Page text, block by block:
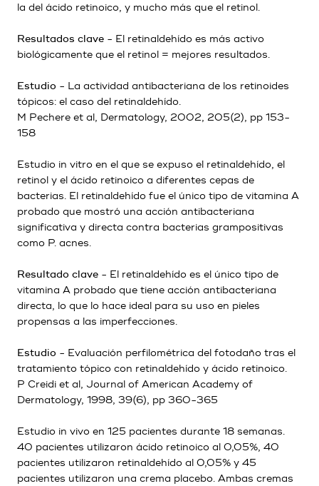
la del ácido retinoico, y mucho más que el retinol.
Resultados clave - El retinaldehído es más activo
biológicamente que el retinol = mejores resultados.
Estudio - La actividad antibacteriana de los retinoides
tópicos: el caso del retinaldehído.
M Pechere et al, Dermatology, 2002, 205(2), pp 153-
158
Estudio in vitro en el que se expuso el retinaldehído, el
retinol y el ácido retinoico a diferentes cepas de
bacterias. El retinaldehído fue el único tipo de vitamina A
probado que mostró una acción antibacteriana
significativa y directa contra bacterias grampositivas
como P. acnes.
Resultado clave - El retinaldehído es el único tipo de
vitamina A probado que tiene acción antibacteriana
directa, lo que lo hace ideal para su uso en pieles
propensas a las imperfecciones.
Estudio - Evaluación perfilométrica del fotodaño tras el
tratamiento tópico con retinaldehído y ácido retinoico.
P Creidi et al, Journal of American Academy of
Dermatology, 1998, 39(6), pp 360-365
Estudio in vivo en 125 pacientes durante 18 semanas.
40 pacientes utilizaron ácido retinoico al 0,05%, 40
pacientes utilizaron retinaldehído al 0,05% y 45
pacientes utilizaron una crema placebo. Ambas cremas